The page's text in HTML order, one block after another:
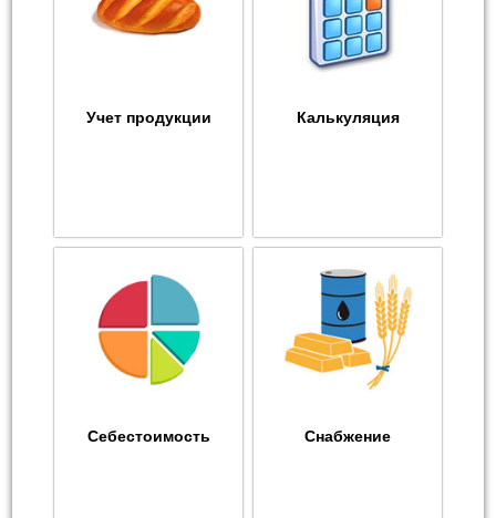
Учет продукции Калькуляция
Себестоимость Снабжение